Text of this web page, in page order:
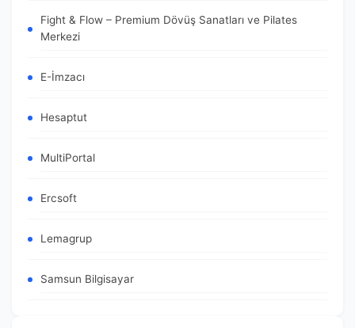
Fight & Flow – Premium Dövüş Sanatları ve Pilates
Merkezi
E-İmzacı
Hesaptut
MultiPortal
Ercsoft
Lemagrup
Samsun Bilgisayar